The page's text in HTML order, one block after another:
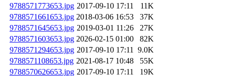
9788571773653.jpg 2017-09-10 17:11
11K
9788571661653.jpg 2018-03-06 16:53
37K
9788571645653.jpg 2019-03-01 11:26
27K
9788571603653.jpg 2026-02-15 01:00
82K
9788571294653.jpg 2017-09-10 17:11 9.0K
9788571108653.jpg 2021-08-17 10:48
55K
9788570626653.jpg 2017-09-10 17:11 19K